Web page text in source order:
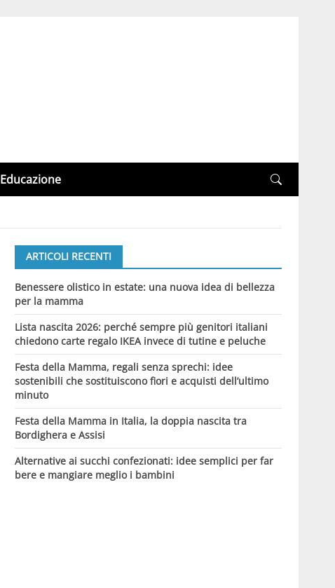
Educazione
ARTICOLI RECENTI
Benessere olistico in estate: una nuova idea di bellezza
per la mamma
Lista nascita 2026: perché sempre più genitori italiani
chiedono carte regalo IKEA invece di tutine e peluche
Festa della Mamma, regali senza sprechi: idee
sostenibili che sostituiscono fiori e acquisti dell’ultimo
minuto
Festa della Mamma in Italia, la doppia nascita tra
Bordighera e Assisi
Alternative ai succhi confezionati: idee semplici per far
bere e mangiare meglio i bambini